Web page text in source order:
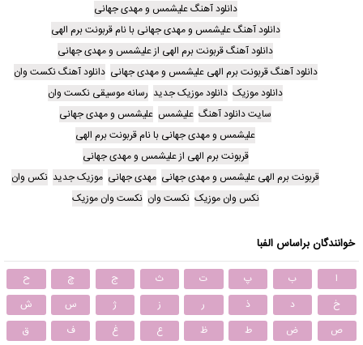
دانلود آهنگ علیشمس و مهدی جهانی
دانلود آهنگ علیشمس و مهدی جهانی با نام قربونت برم الهی
دانلود آهنگ قربونت برم الهی از علیشمس و مهدی جهانی
دانلود آهنگ قربونت برم الهی علیشمس و مهدی جهانی دانلود آهنگ نکست وان
دانلود موزیک دانلود موزیک جدید رسانه موسیقی نکست وان
سایت دانلود آهنگ علیشمس علیشمس و مهدی جهانی
علیشمس و مهدی جهانی با نام قربونت برم الهی
قربونت برم الهی از علیشمس و مهدی جهانی
قربونت برم الهی علیشمس و مهدی جهانی مهدی جهانی موزیک جدید نکس وان
نکس وان موزیک نکست وان نکست وان موزیک
خوانندگان براساس الفبا
ا ب پ ت ث ج چ
ح
خ
د ذ ر ز ژ س
ش
ص
ض ط ظ ع غ ف
ق